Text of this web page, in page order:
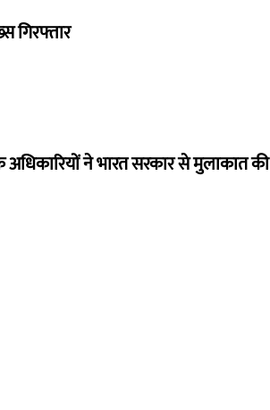
गिरफ्तार
अधिकारियों ने भारत सरकार से मुलाकात की